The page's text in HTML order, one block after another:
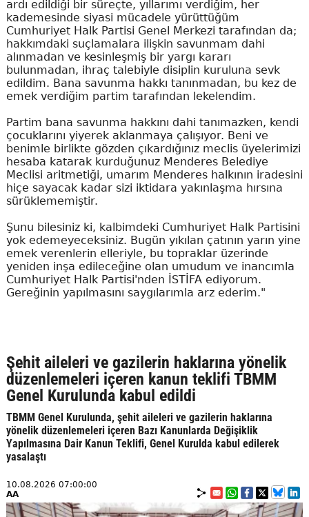
ardı edildiği bir süreçte, yıllarımı verdiğim, her
kademesinde siyasi mücadele yürüttüğüm
Cumhuriyet Halk Partisi Genel Merkezi tarafından da;
hakkımdaki suçlamalara ilişkin savunmam dahi
alınmadan ve kesinleşmiş bir yargı kararı
bulunmadan, ihraç talebiyle disiplin kuruluna sevk
edildim. Bana savunma hakkı tanınmadan, bu kez de
emek verdiğim partim tarafından lekelendim.
Partim bana savunma hakkını dahi tanımazken, kendi
çocuklarını yiyerek aklanmaya çalışıyor. Beni ve
benimle birlikte gözden çıkardığınız meclis üyelerimizi
hesaba katarak kurduğunuz Menderes Belediye
Meclisi aritmetiği, umarım Menderes halkının iradesini
hiçe sayacak kadar sizi iktidara yakınlaşma hırsına
sürüklememiştir.
Şunu bilesiniz ki, kalbimdeki Cumhuriyet Halk Partisini
yok edemeyeceksiniz. Bugün yıkılan çatının yarın yine
emek verenlerin elleriyle, bu topraklar üzerinde
yeniden inşa edileceğine olan umudum ve inancımla
Cumhuriyet Halk Partisi'nden İSTİFA ediyorum.
Gereğinin yapılmasını saygılarımla arz ederim."
Şehit aileleri ve gazilerin haklarına yönelik
düzenlemeleri içeren kanun teklifi TBMM
Genel Kurulunda kabul edildi
TBMM Genel Kurulunda, şehit aileleri ve gazilerin haklarına
yönelik düzenlemeleri içeren Bazı Kanunlarda Değişiklik
Yapılmasına Dair Kanun Teklifi, Genel Kurulda kabul edilerek
yasalaştı
10.08.2026 07:00:00
AA